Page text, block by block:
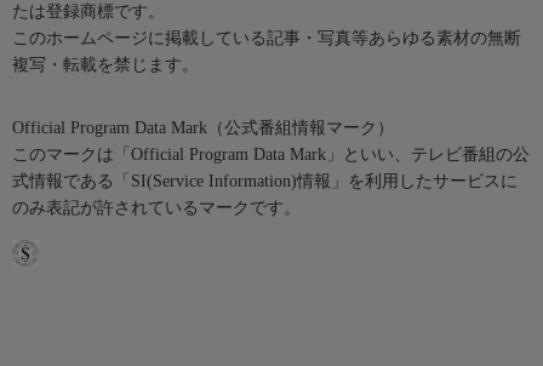
たは登録商標です。
このホームページに掲載している記事・写真等あらゆる素材の無断
複写・転載を禁じます。
Official Program Data Mark（公式番組情報マーク）
このマークは「Official Program Data Mark」といい、テレビ番組の公
式情報である「SI(Service Information)情報」を利用したサービスに
のみ表記が許されているマークです。